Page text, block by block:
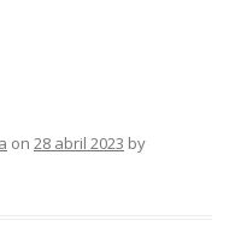
on 28 abril 2023 by